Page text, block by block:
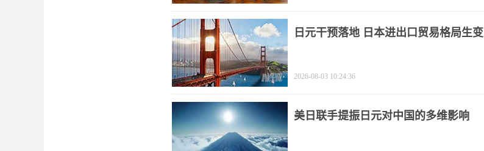
日元干预落地 日本进出口贸易格局生变
2026-08-03 10:24:36
美日联手提振日元对中国的多维影响